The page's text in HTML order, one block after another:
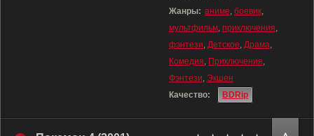
Жанры: аниме, боевик,
мультфильм, приключения,
фэнтези, Детское, Драма,
Комедия, Приключения,
Фэнтези, Экшен
Качество:
BDRip